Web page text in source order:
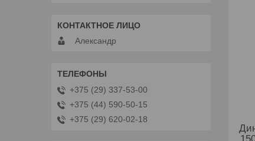
Александр
+375 (29) 337-53-00
+375 (44) 590-50-15
+375 (29) 620-02-18